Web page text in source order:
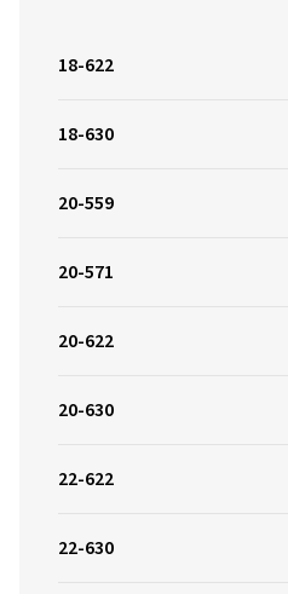
18-622
18-630
20-559
20-571
20-622
20-630
22-622
22-630